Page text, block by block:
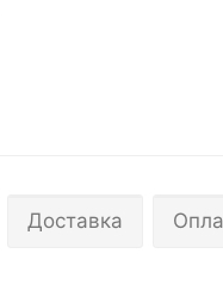
Доставка